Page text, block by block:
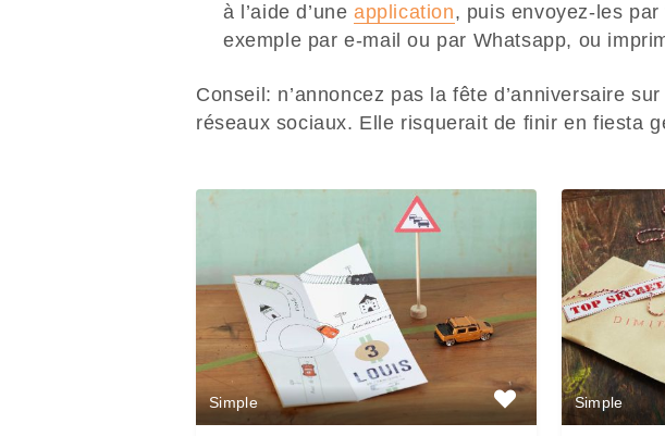
à l’aide d’une application, puis envoyez-les
exemple par e-mail ou par Whatsapp, ou
Conseil: n’annoncez pas la fête d’anniversaire
réseaux sociaux. Elle risquerait de finir en fiesta
Simple Simple